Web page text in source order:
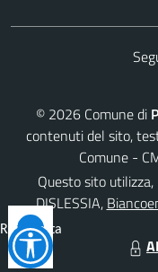
© 2026 Comune di
contenuti del sito,
Comune -
Questo sito
DISLESSIA,
Reimposta
tutto